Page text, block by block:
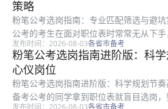
岗全流程...
策略
粉笔公考选岗指南：专业匹配筛选与避
公考的考生在面对职位表时常常无从下
要么漏看核心条件踩坑，最终错失适合自
粉笔多年选岗指导经验，从专业目录匹配
区避坑、...
发布时间：2026-08-03各省市备考
粉笔公考选岗指南进阶版：科
心仪岗位
粉笔公考选岗指南进阶版：科学规划节
备考公考的同学拿到职位表就盲目选岗
发布时间：2026-08-03各省市备考